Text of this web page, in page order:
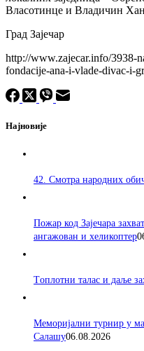
Власотинце и Владичин
Град Зајечар
http://www.zajecar.info/3938-
fondacije-ana-i-vlade-divac-i-
Најновије
42. Смотра народних
Пожар код Зајечара
ангажован и хеликоптер
Tоплотни талас и даље
Меморијални турнир у
Салашу06.08.2026